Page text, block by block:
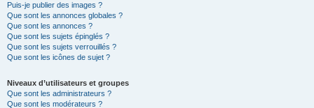
Puis-je publier des images ?
Que sont les annonces globales ?
Que sont les annonces ?
Que sont les sujets épinglés ?
Que sont les sujets verrouillés ?
Que sont les icônes de sujet ?
Niveaux d’utilisateurs et groupes
Que sont les administrateurs ?
Que sont les modérateurs ?